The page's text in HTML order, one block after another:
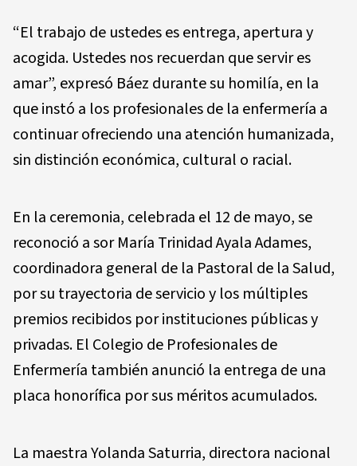
“El trabajo de ustedes es entrega, apertura y
acogida. Ustedes nos recuerdan que servir es
amar”, expresó Báez durante su homilía, en la
que instó a los profesionales de la enfermería a
continuar ofreciendo una atención humanizada,
sin distinción económica, cultural o racial.
En la ceremonia, celebrada el 12 de mayo, se
reconoció a sor María Trinidad Ayala Adames,
coordinadora general de la Pastoral de la Salud,
por su trayectoria de servicio y los múltiples
premios recibidos por instituciones públicas y
privadas. El Colegio de Profesionales de
Enfermería también anunció la entrega de una
placa honorífica por sus méritos acumulados.
La maestra Yolanda Saturria, directora nacional